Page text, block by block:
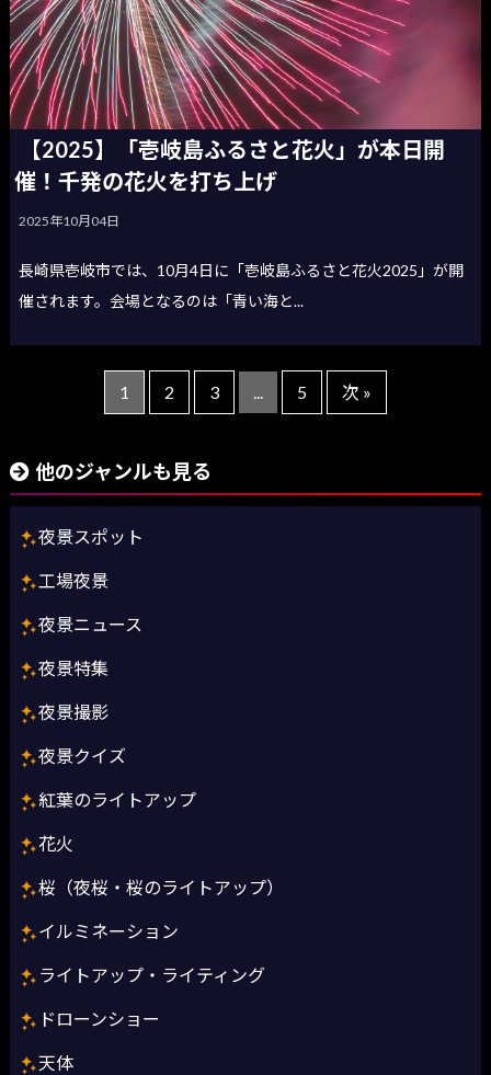
【2025】「壱岐島ふるさと花火」が本日開
催！千発の花火を打ち上げ
2025年10月04日
長崎県壱岐市では、10月4日に「壱岐島ふるさと花火2025」が開
催されます。会場となるのは「青い海と...
1 2 3 5 次 »
他のジャンルも見る
夜景スポット
工場夜景
夜景ニュース
夜景特集
夜景撮影
夜景クイズ
紅葉のライトアップ
花火
桜（夜桜・桜のライトアップ）
イルミネーション
ライトアップ・ライティング
ドローンショー
天体